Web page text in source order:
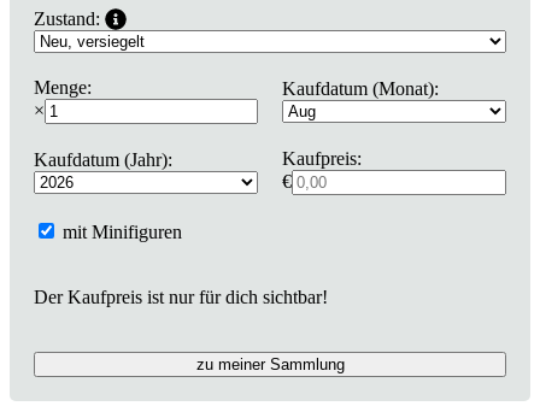
Zustand:
Menge:
×
Kaufdatum (Monat):
Kaufdatum (Jahr):
Kaufpreis:
€
mit Minifiguren
Der Kaufpreis ist nur für dich sichtbar!
zu meiner Sammlung